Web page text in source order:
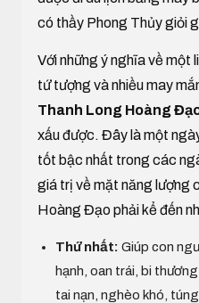
có thầy Phong Thủy giỏi
Với những ý nghĩa về một
tứ tượng và nhiều may
Thanh Long Hoàng
xấu được. Đây là một
tốt bậc nhất trong các
giá trị về mặt năng lượng
Hoàng Đạo phải kể đến
Thứ nhất: Giúp con
hạnh, oan trái, bi
tai nạn, nghèo khó,